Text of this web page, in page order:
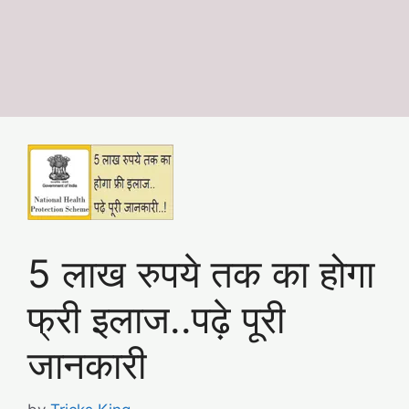
5 लाख रुपये तक का होगा
फ्री इलाज..पढ़े पूरी
जानकारी